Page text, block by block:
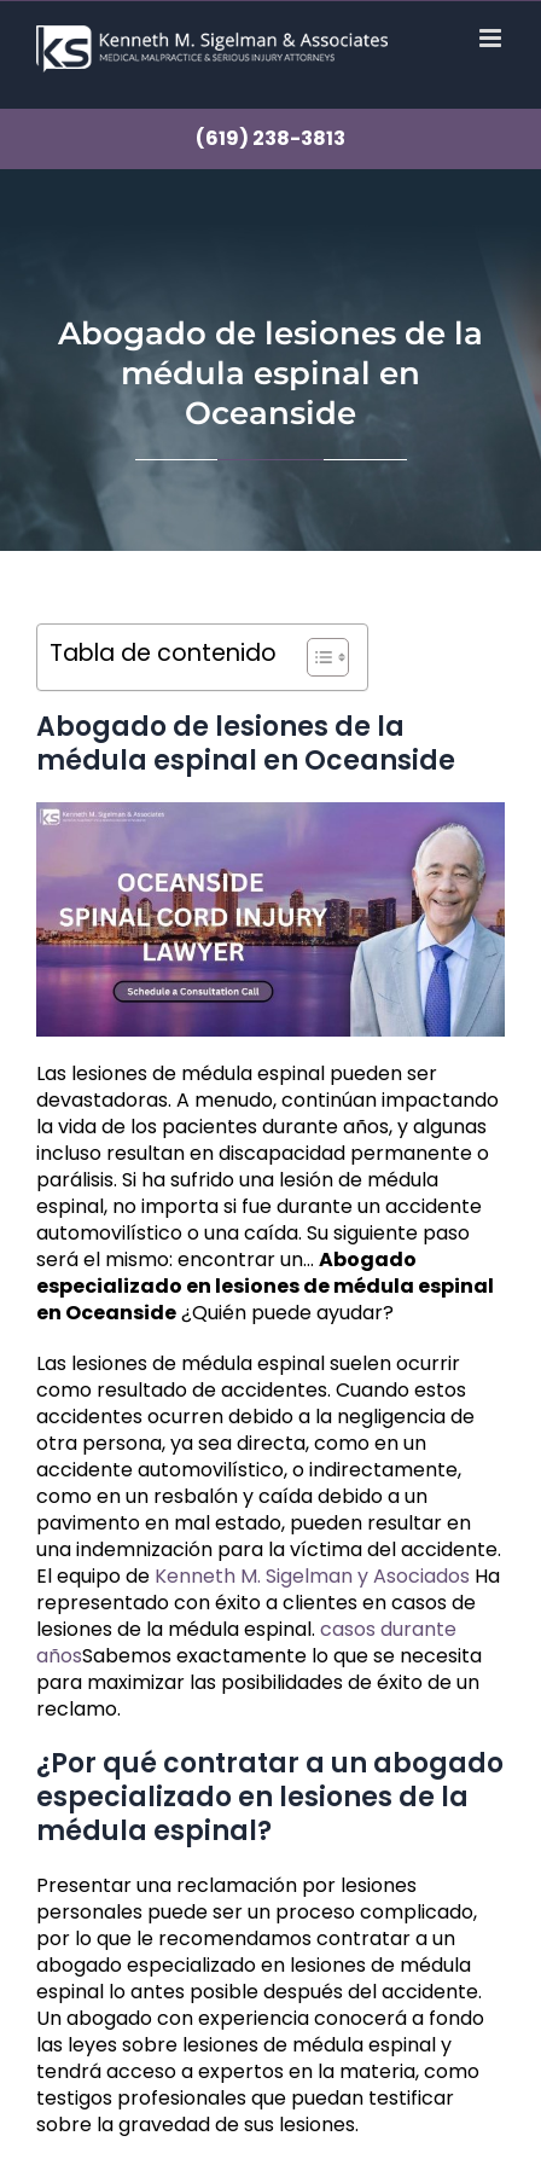
contenido
(619) 238-3813
Abogado de lesiones de la
médula espinal en
Oceanside
Tabla de contenido
Abogado de lesiones de la
médula espinal en Oceanside
Las lesiones de médula espinal pueden ser
devastadoras. A menudo, continúan impactando
la vida de los pacientes durante años, y algunas
incluso resultan en discapacidad permanente o
parálisis. Si ha sufrido una lesión de médula
espinal, no importa si fue durante un accidente
automovilístico o una caída. Su siguiente paso
será el mismo: encontrar un... Abogado
especializado en lesiones de médula espinal
en Oceanside¿Quién puede ayudar?
Las lesiones de médula espinal suelen ocurrir
como resultado de accidentes. Cuando estos
accidentes ocurren debido a la negligencia de
otra persona, ya sea directa, como en un
accidente automovilístico, o indirectamente,
como en un resbalón y caída debido a un
pavimento en mal estado, pueden resultar en
una indemnización para la víctima del accidente.
El equipo de Kenneth M. Sigelman y Asociados Ha
representado con éxito a clientes en casos de
lesiones de la médula espinal. casos durante
añosSabemos exactamente lo que se necesita
para maximizar las posibilidades de éxito de un
reclamo.
¿Por qué contratar a un abogado
especializado en lesiones de la
médula espinal?
Presentar una reclamación por lesiones
personales puede ser un proceso complicado,
por lo que le recomendamos contratar a un
abogado especializado en lesiones de médula
espinal lo antes posible después del accidente.
Un abogado con experiencia conocerá a fondo
las leyes sobre lesiones de médula espinal y
tendrá acceso a expertos en la materia, como
testigos profesionales que puedan testificar
sobre la gravedad de sus lesiones.